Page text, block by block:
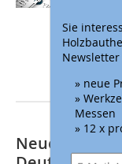
Sie
» neue
»
Messen
» 12 x
Neuer